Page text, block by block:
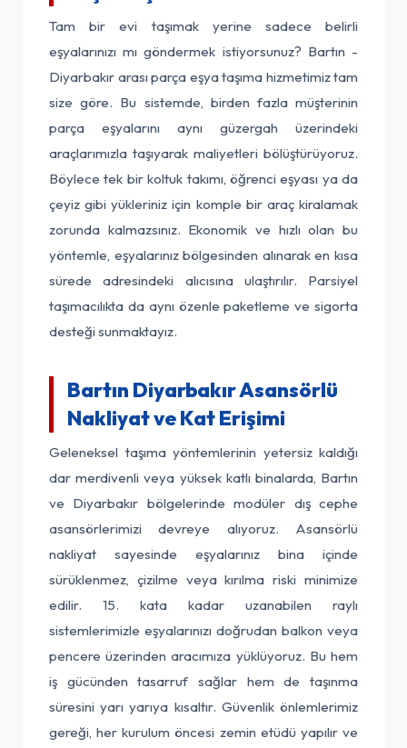
Tam bir evi taşımak yerine sadece belirli
eşyalarınızı mı göndermek istiyorsunuz? Bartın -
Diyarbakır arası parça eşya taşıma hizmetimiz tam
size göre. Bu sistemde, birden fazla müşterinin
parça eşyalarını aynı güzergah üzerindeki
araçlarımızla taşıyarak maliyetleri bölüştürüyoruz.
Böylece tek bir koltuk takımı, öğrenci eşyası ya da
çeyiz gibi yükleriniz için komple bir araç kiralamak
zorunda kalmazsınız. Ekonomik ve hızlı olan bu
yöntemle, eşyalarınız bölgesinden alınarak en kısa
sürede adresindeki alıcısına ulaştırılır. Parsiyel
taşımacılıkta da aynı özenle paketleme ve sigorta
desteği sunmaktayız.
Bartın Diyarbakır Asansörlü
Nakliyat ve Kat Erişimi
Geleneksel taşıma yöntemlerinin yetersiz kaldığı
dar merdivenli veya yüksek katlı binalarda, Bartın
ve Diyarbakır bölgelerinde modüler dış cephe
asansörlerimizi devreye alıyoruz. Asansörlü
nakliyat sayesinde eşyalarınız bina içinde
sürüklenmez, çizilme veya kırılma riski minimize
edilir. 15. kata kadar uzanabilen raylı
sistemlerimizle eşyalarınızı doğrudan balkon veya
pencere üzerinden aracımıza yüklüyoruz. Bu hem
iş gücünden tasarruf sağlar hem de taşınma
süresini yarı yarıya kısaltır. Güvenlik önlemlerimiz
gereği, her kurulum öncesi zemin etüdü yapılır ve